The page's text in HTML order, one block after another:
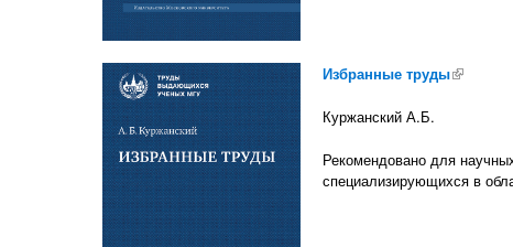
Избранные труды
Куржанский А.Б.
Рекомендовано для
специализирующихся в